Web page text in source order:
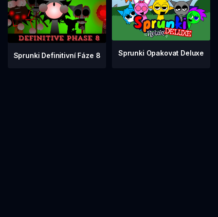
Sprunki Definitivní Fáze 8 Sprunki Opakovat Deluxe